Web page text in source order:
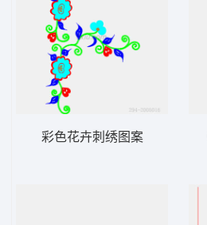
彩色花卉刺绣图案